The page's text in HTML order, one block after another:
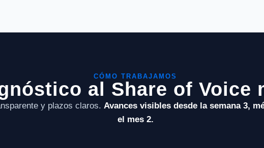
CÓMO TRABAJAMOS
al Share of Voice
y plazos claros. Avances visibles desde la semana 3,
el mes 2.